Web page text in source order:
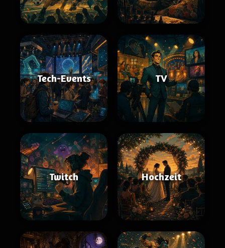
Tech-Events TV
Twitch Hochzeit